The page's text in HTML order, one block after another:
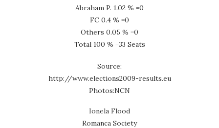
Abraham P. 1.02 % =0
FC 0.4 % =0
Others 0.05 % =0
Total 100 % =33 Seats
Source;
http://www.elections2009-results.eu
Photos:NCN
Ionela Flood
Romanca Society